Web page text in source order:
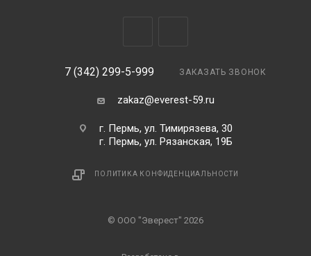
7 (342) 299-5-999 ЗАКАЗАТЬ ЗВОНОК
zakaz@everest-59.ru
г. Пермь, ул. Тимирязева, 30
г. Пермь, ул. Рязанская, 19Б
ПОЛИТИКА КОНФИДЕНЦИАЛЬНОСТИ
© ООО "Эверест" 2026